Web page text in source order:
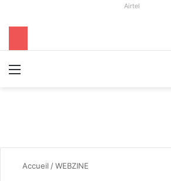
Airtel
Accueil /WEBZINE